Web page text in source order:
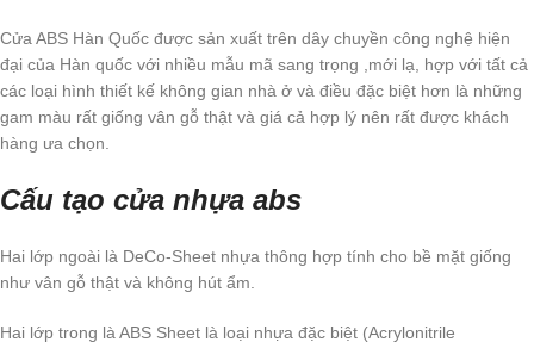
Cửa ABS Hàn Quốc được sản xuất trên dây chuyền công nghệ hiện
đại của Hàn quốc với nhiều mẫu mã sang trọng ,mới lạ, hợp với tất cả
các loại hình thiết kế không gian nhà ở và điều đặc biệt hơn là những
gam màu rất giống vân gỗ thật và giá cả hợp lý nên rất được khách
hàng ưa chọn.
Cấu tạo cửa nhựa abs
Hai lớp ngoài là DeCo-Sheet nhựa thông hợp tính cho bề mặt giống
như vân gỗ thật và không hút ẩm.
Hai lớp trong là ABS Sheet là loại nhựa đặc biệt (Acrylonitrile